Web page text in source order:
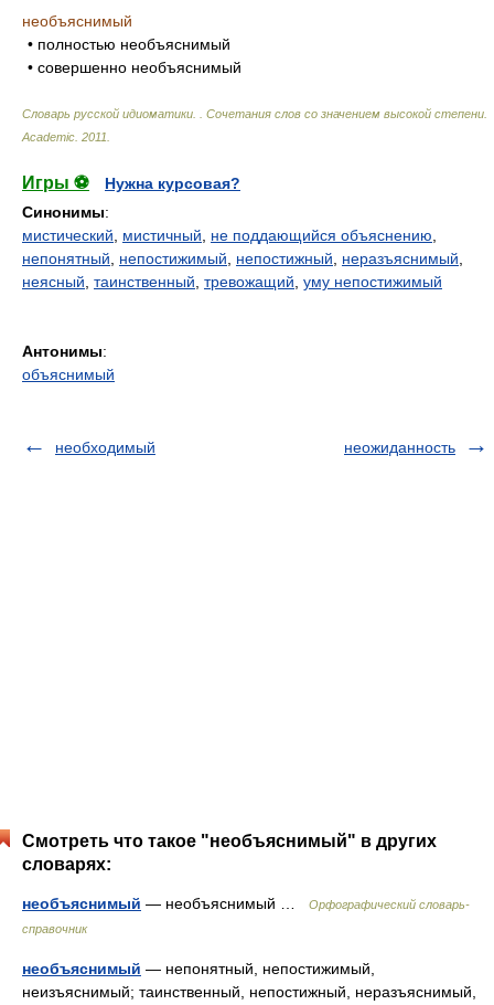
необъяснимый
• полностью необъяснимый
• совершенно необъяснимый
Словарь русской идиоматики. . Сочетания слов со значением высокой степени
Academic 2011
Игры ⚽
Нужна курсовая?
Синонимы:
мистический
мистичный не поддающийся объяснению
непонятный
непостижимый непостижный неразъяснимый
неясный таинственный тревожащий уму непостижимый
Антонимы:
объяснимый
необходимый неожиданность
Смотреть что такое "необъяснимый" в других
словарях:
необъяснимый — необъяснимый …
Орфографический словарь-
справочник
необъяснимый — непонятный, непостижимый,
неизъяснимый; таинственный, непостижный, неразъяснимый,